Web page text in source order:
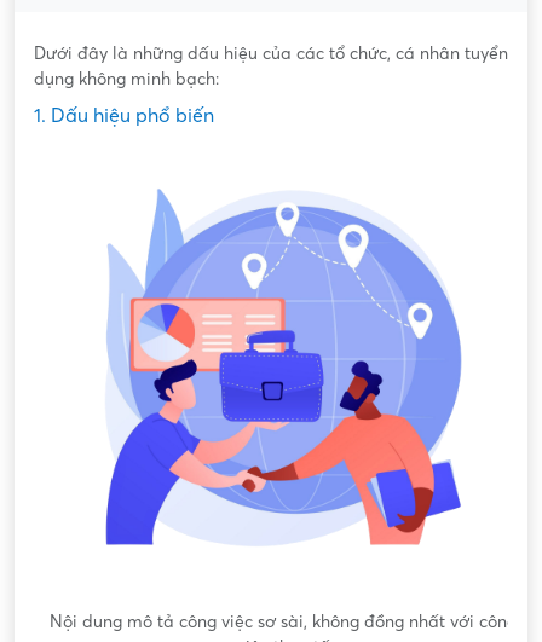
Dưới đây là những dấu hiệu của các tổ chức, cá nhân tuyển
dụng không minh bạch:
1. Dấu hiệu phổ biến
Nội dung mô tả công việc sơ sài, không đồng nhất với công